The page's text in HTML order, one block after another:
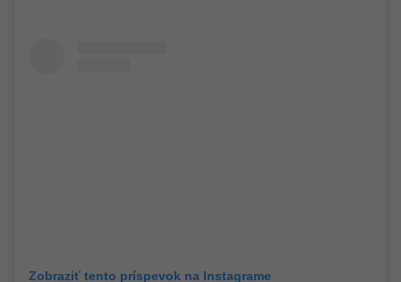
Zobraziť tento príspevok na Instagrame